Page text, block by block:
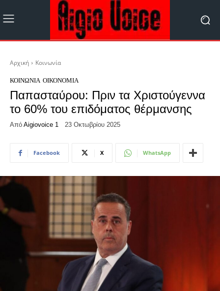
Αρχική Κοινωνία
ΚΟΙΝΩΝΊΑ ΟΙΚΟΝΟΜΊΑ
Παπασταύρου: Πριν τα Χριστούγεννα
το 60% του επιδόματος θέρμανσης
Από Aigiovoice 1 23 Οκτωβρίου 2025
Facebook X WhatsApp